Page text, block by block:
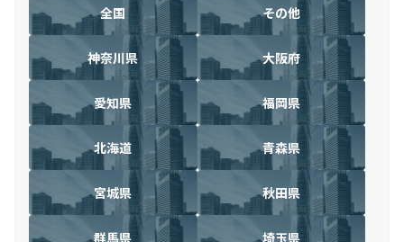
全国 その他
神奈川県 大阪府
愛知県 福岡県
北海道 青森県
宮城県 秋田県
群馬県 埼玉県